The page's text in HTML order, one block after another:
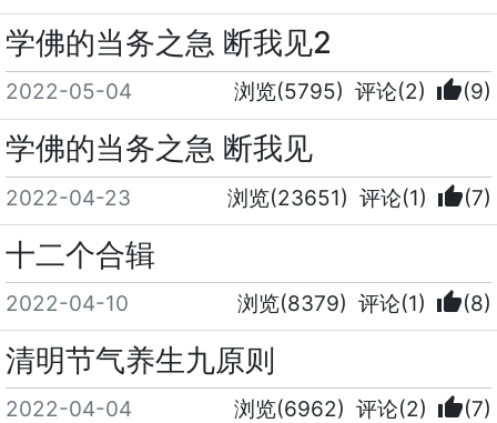
学佛的当务之急 断我见2
2022-05-04 浏览(5795) 评论(2) thumb_up(9)
学佛的当务之急 断我见
2022-04-23 浏览(23651) 评论(1) thumb_up(7)
十二个合辑
2022-04-10 浏览(8379) 评论(1) thumb_up(8)
清明节气养生九原则
2022-04-04 浏览(6962) 评论(2) thumb_up(7)